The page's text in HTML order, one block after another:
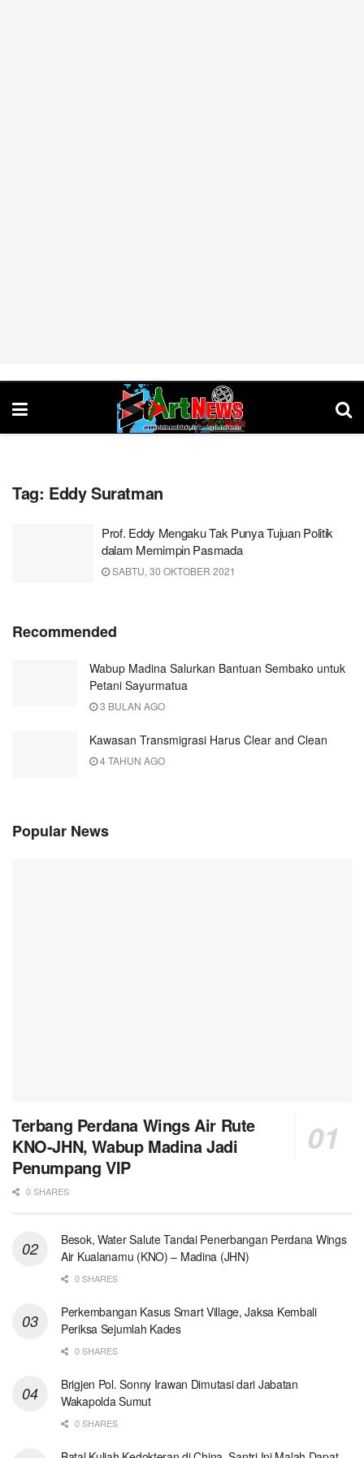
Tag: Eddy Suratman
Prof. Eddy Mengaku Tak Punya Tujuan Politik
dalam Memimpin Pasmada
SABTU, 30 OKTOBER 2021
Recommended
Wabup Madina Salurkan Bantuan Sembako untuk
Petani Sayurmatua
3 BULAN AGO
Kawasan Transmigrasi Harus Clear and Clean
4 TAHUN AGO
Popular News
Terbang Perdana Wings Air Rute
KNO-JHN, Wabup Madina Jadi
Penumpang VIP
0 SHARES
Besok, Water Salute Tandai Penerbangan Perdana Wings
Air Kualanamu (KNO) – Madina (JHN)
0 SHARES
Perkembangan Kasus Smart Village, Jaksa Kembali
Periksa Sejumlah Kades
0 SHARES
Brigjen Pol. Sonny Irawan Dimutasi dari Jabatan
Wakapolda Sumut
0 SHARES